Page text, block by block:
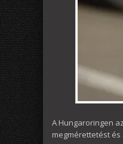
A Hungaroringen
megmérettetést